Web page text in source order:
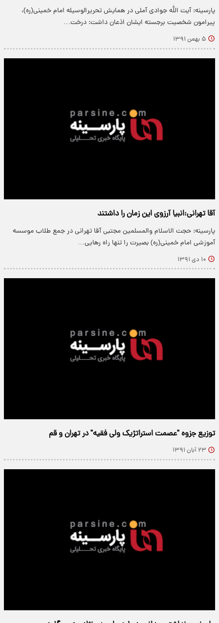
پارسینه: آیت الله جوادی آملی در همایش تحریرالوسیله امام خمینی(ره)،‌
پیرامون شخصیت برجسته ایشان اذعان داشت: درخت…
۵ بهمن ۱۳۹۱
آقا تهرانی:انبیا آرزوی این زمان را داشتند
پارسینه: حجت الاسلام والمسلمین مجتبی آقا تهرانی در جمع طلاب موسسه
آموزشی امام خمینی‌(ره) بصیرت را تنها راه رهایی…
۱۰ دی ۱۳۹۱
توزیع جزوه "عصمت استراتژیک ولی فقیه" در تهران و قم
۲۳ آبان ۱۳۹۱